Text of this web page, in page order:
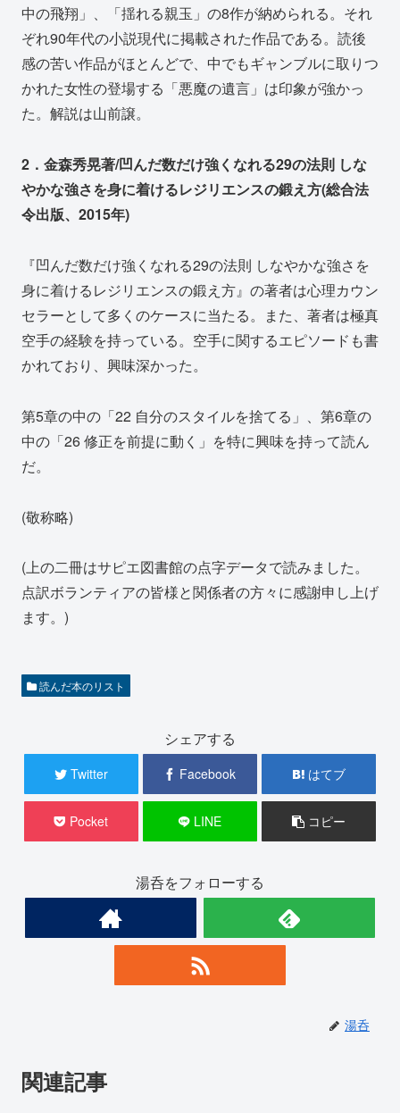
中の飛翔」、「揺れる親玉」の8作が納められる。それ
ぞれ90年代の小説現代に掲載された作品である。読後
感の苦い作品がほとんどで、中でもギャンブルに取りつ
かれた女性の登場する「悪魔の遺言」は印象が強かっ
た。解説は山前譲。
2．金森秀晃著/凹んだ数だけ強くなれる29の法則 しな
やかな強さを身に着けるレジリエンスの鍛え方(総合法
令出版、2015年)
『凹んだ数だけ強くなれる29の法則 しなやかな強さを
身に着けるレジリエンスの鍛え方』の著者は心理カウン
セラーとして多くのケースに当たる。また、著者は極真
空手の経験を持っている。空手に関するエピソードも書
かれており、興味深かった。
第5章の中の「22 自分のスタイルを捨てる」、第6章の
中の「26 修正を前提に動く」を特に興味を持って読ん
だ。
(敬称略)
(上の二冊はサピエ図書館の点字データで読みました。
点訳ボランティアの皆様と関係者の方々に感謝申し上げ
ます。)
読んだ本のリスト
シェアする
Twitter Facebook はてブ
Pocket LINE コピー
湯呑をフォローする
湯呑
関連記事